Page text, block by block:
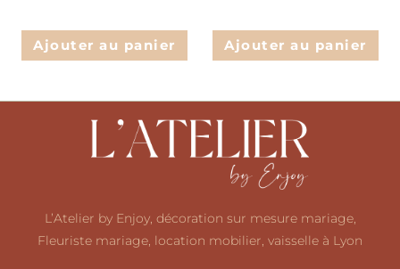
Ajouter au panier Ajouter au panier
L’Atelier by Enjoy, décoration sur mesure mariage,
Fleuriste mariage, location mobilier, vaisselle à Lyon